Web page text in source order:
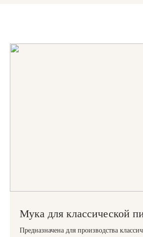
Мука для классической
Предназначена для производства